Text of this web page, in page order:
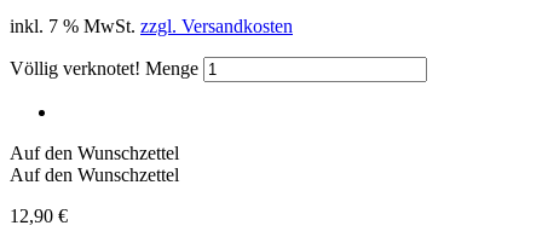
inkl. 7 % MwSt. zzgl. Versandkosten
Völlig verknotet! Menge
Auf den Wunschzettel
Auf den Wunschzettel
12,90 €